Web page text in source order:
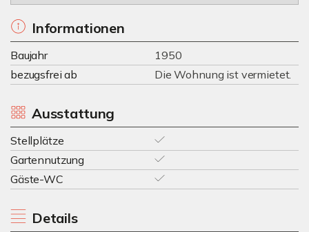
Informationen
Baujahr
1950
bezugsfrei ab
Die Wohnung ist vermietet.
Ausstattung
Stellplätze
Gartennutzung
Gäste-WC
Details